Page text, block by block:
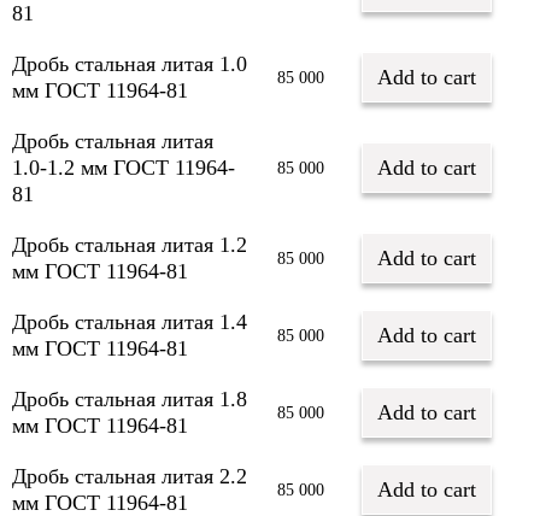
81
Дробь стальная литая 1.0
мм ГОСТ 11964-81
85 000 Add to cart
Дробь стальная литая
1.0-1.2 мм ГОСТ 11964-
81
85 000 Add to cart
Дробь стальная литая 1.2
мм ГОСТ 11964-81
85 000 Add to cart
Дробь стальная литая 1.4
мм ГОСТ 11964-81
85 000 Add to cart
Дробь стальная литая 1.8
мм ГОСТ 11964-81
85 000 Add to cart
Дробь стальная литая 2.2
мм ГОСТ 11964-81
85 000 Add to cart